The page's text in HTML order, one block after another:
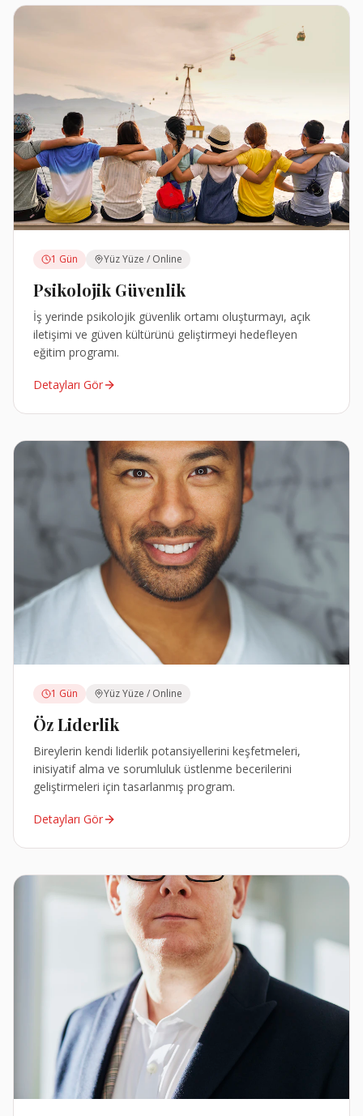
1 Gün Yüz Yüze / Online
Psikolojik Güvenlik
İş yerinde psikolojik güvenlik ortamı oluşturmayı, açık
iletişimi ve güven kültürünü geliştirmeyi hedefleyen
eğitim programı.
Detayları Gör
1 Gün Yüz Yüze / Online
Öz Liderlik
Bireylerin kendi liderlik potansiyellerini keşfetmeleri,
inisiyatif alma ve sorumluluk üstlenme becerilerini
geliştirmeleri için tasarlanmış program.
Detayları Gör